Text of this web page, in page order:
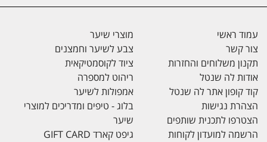
עמוד ראשי
צור קשר
תקנון משלוחים והחזרות
אודות לה שנטל
קוד קופון אתר לה שנטל
הצהרת נגישות
הצטרפו לתכנית שותפים
הרשמה למועדון לקוחות
מוצרי שיער
צבע לשיער וחמצנים
ציוד לקוסמטיקאית
ריהוט למספרה
אמפולות לשיער
בלוג - טיפים ומדריכים למוצרי
שיער
גיפט קארד GIFT CARD